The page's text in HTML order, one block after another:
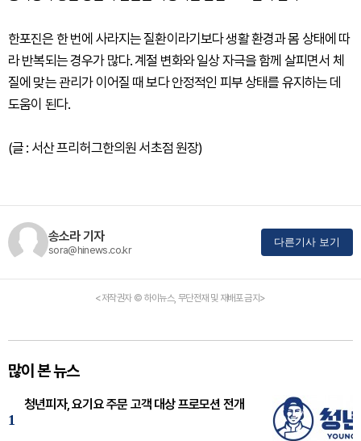
한포진은 한 번에 사라지는 질환이라기보다 생활 환경과 몸 상태에 따
라 반복되는 경우가 많다. 계절 변화와 일상 자극을 함께 살피면서 체
질에 맞는 관리가 이어질 때 보다 안정적인 피부 상태를 유지하는 데
도움이 된다.
(글 : 서산 프리허그한의원 서초점 원장)
송소라 기자
sora@hinews.co.kr
다른기사 보기
<저작권자 © 하이뉴스, 무단전재 및 재배포 금지>
많이 본 뉴스
1
청년피자, 요기요 주문 고객 대상 프로모션 전개